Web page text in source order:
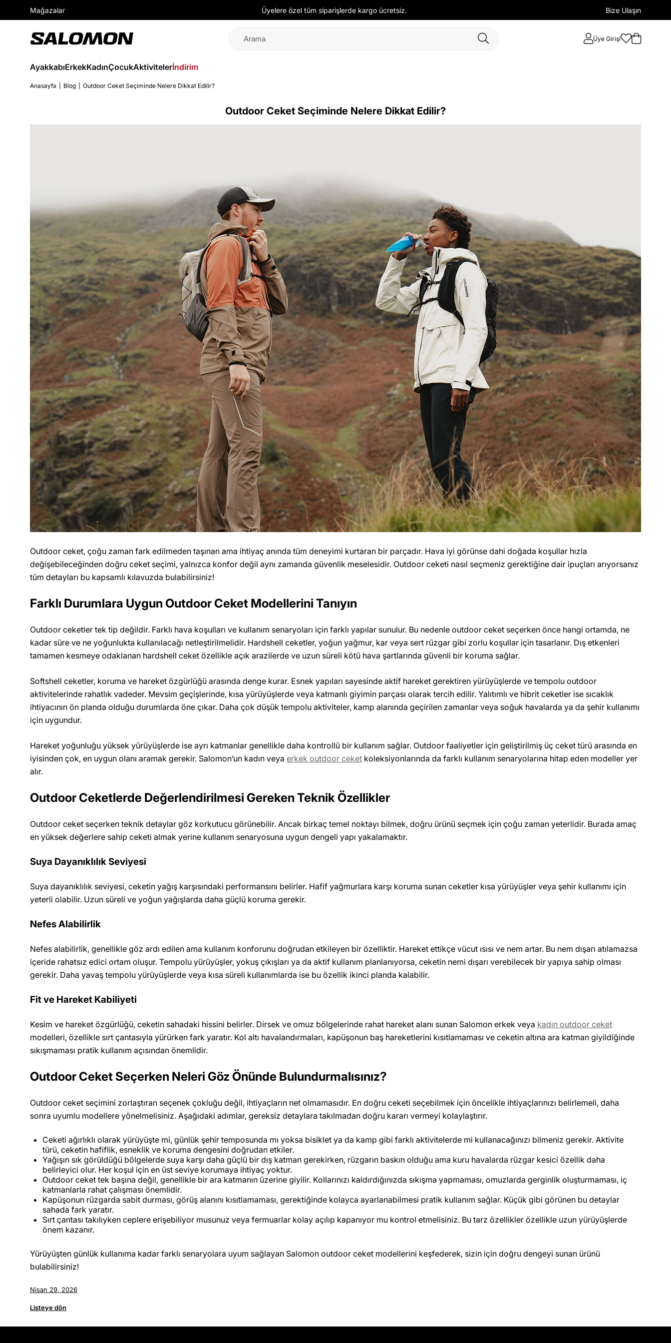
Mağazalar Üyelere özel tüm siparişlerde kargo ücretsiz. Bize Ulaşın
Üye Girişi
AyakkabıErkekKadınÇocukAktivitelerİndirim
Anasayfa Blog Outdoor Ceket Seçiminde Nelere Dikkat Edilir?
Outdoor Ceket Seçiminde Nelere Dikkat Edilir?
Outdoor ceket, çoğu zaman fark edilmeden taşınan ama ihtiyaç anında tüm deneyimi kurtaran bir parçadır. Hava iyi görünse dahi doğada koşullar hızla
değişebileceğinden doğru ceket seçimi, yalnızca konfor değil aynı zamanda güvenlik meselesidir. Outdoor ceketi nasıl seçmeniz gerektiğine dair ipuçları arıyorsanız
tüm detayları bu kapsamlı kılavuzda bulabilirsiniz!
Farklı Durumlara Uygun Outdoor Ceket Modellerini Tanıyın
Outdoor ceketler tek tip değildir. Farklı hava koşulları ve kullanım senaryoları için farklı yapılar sunulur. Bu nedenle outdoor ceket seçerken önce hangi ortamda, ne
kadar süre ve ne yoğunlukta kullanılacağı netleştirilmelidir. Hardshell ceketler, yoğun yağmur, kar veya sert rüzgar gibi zorlu koşullar için tasarlanır. Dış etkenleri
tamamen kesmeye odaklanan hardshell ceket özellikle açık arazilerde ve uzun süreli kötü hava şartlarında güvenli bir koruma sağlar.
Softshell ceketler, koruma ve hareket özgürlüğü arasında denge kurar. Esnek yapıları sayesinde aktif hareket gerektiren yürüyüşlerde ve tempolu outdoor
aktivitelerinde rahatlık vadeder. Mevsim geçişlerinde, kısa yürüyüşlerde veya katmanlı giyimin parçası olarak tercih edilir. Yalıtımlı ve hibrit ceketler ise sıcaklık
ihtiyacının ön planda olduğu durumlarda öne çıkar. Daha çok düşük tempolu aktiviteler, kamp alanında geçirilen zamanlar veya soğuk havalarda ya da şehir kullanımı
için uygundur.
Hareket yoğunluğu yüksek yürüyüşlerde ise ayrı katmanlar genellikle daha kontrollü bir kullanım sağlar. Outdoor faaliyetler için geliştirilmiş üç ceket türü arasında en
iyisinden çok, en uygun olanı aramak gerekir. Salomon’un kadın veya erkek outdoor ceket koleksiyonlarında da farklı kullanım senaryolarına hitap eden modeller yer
alır.
Outdoor Ceketlerde Değerlendirilmesi Gereken Teknik Özellikler
Outdoor ceket seçerken teknik detaylar göz korkutucu görünebilir. Ancak birkaç temel noktayı bilmek, doğru ürünü seçmek için çoğu zaman yeterlidir. Burada amaç
en yüksek değerlere sahip ceketi almak yerine kullanım senaryosuna uygun dengeli yapı yakalamaktır.
Suya Dayanıklılık Seviyesi
Suya dayanıklılık seviyesi, ceketin yağış karşısındaki performansını belirler. Hafif yağmurlara karşı koruma sunan ceketler kısa yürüyüşler veya şehir kullanımı için
yeterli olabilir. Uzun süreli ve yoğun yağışlarda daha güçlü koruma gerekir.
Nefes Alabilirlik
Nefes alabilirlik, genellikle göz ardı edilen ama kullanım konforunu doğrudan etkileyen bir özelliktir. Hareket ettikçe vücut ısısı ve nem artar. Bu nem dışarı atılamazsa
içeride rahatsız edici ortam oluşur. Tempolu yürüyüşler, yokuş çıkışları ya da aktif kullanım planlanıyorsa, ceketin nemi dışarı verebilecek bir yapıya sahip olması
gerekir. Daha yavaş tempolu yürüyüşlerde veya kısa süreli kullanımlarda ise bu özellik ikinci planda kalabilir.
Fit ve Hareket Kabiliyeti
Kesim ve hareket özgürlüğü, ceketin sahadaki hissini belirler. Dirsek ve omuz bölgelerinde rahat hareket alanı sunan Salomon erkek veya kadın outdoor ceket
modelleri, özellikle sırt çantasıyla yürürken fark yaratır. Kol altı havalandırmaları, kapüşonun baş hareketlerini kısıtlamaması ve ceketin altına ara katman giyildiğinde
sıkışmaması pratik kullanım açısından önemlidir.
Outdoor Ceket Seçerken Neleri Göz Önünde Bulundurmalısınız?
Outdoor ceket seçimini zorlaştıran seçenek çokluğu değil, ihtiyaçların net olmamasıdır. En doğru ceketi seçebilmek için öncelikle ihtiyaçlarınızı belirlemeli, daha
sonra uyumlu modellere yönelmelisiniz. Aşağıdaki adımlar, gereksiz detaylara takılmadan doğru kararı vermeyi kolaylaştırır.
Ceketi ağırlıklı olarak yürüyüşte mi, günlük şehir temposunda mı yoksa bisiklet ya da kamp gibi farklı aktivitelerde mi kullanacağınızı bilmeniz gerekir. Aktivite
türü, ceketin hafiflik, esneklik ve koruma dengesini doğrudan etkiler.
Yağışın sık görüldüğü bölgelerde suya karşı daha güçlü bir dış katman gerekirken, rüzgarın baskın olduğu ama kuru havalarda rüzgar kesici özellik daha
belirleyici olur. Her koşul için en üst seviye korumaya ihtiyaç yoktur.
Outdoor ceket tek başına değil, genellikle bir ara katmanın üzerine giyilir. Kollarınızı kaldırdığınızda sıkışma yapmaması, omuzlarda gerginlik oluşturmaması, iç
katmanlarla rahat çalışması önemlidir.
Kapüşonun rüzgarda sabit durması, görüş alanını kısıtlamaması, gerektiğinde kolayca ayarlanabilmesi pratik kullanım sağlar. Küçük gibi görünen bu detaylar
sahada fark yaratır.
Sırt çantası takılıyken ceplere erişebiliyor musunuz veya fermuarlar kolay açılıp kapanıyor mu kontrol etmelisiniz. Bu tarz özellikler özellikle uzun yürüyüşlerde
önem kazanır.
Yürüyüşten günlük kullanıma kadar farklı senaryolara uyum sağlayan Salomon outdoor ceket modellerini keşfederek, sizin için doğru dengeyi sunan ürünü
bulabilirsiniz!
Nisan 29, 2026
Listeye dön